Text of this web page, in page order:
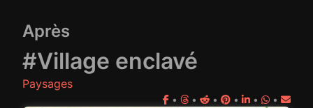
Après
#Village enclavé
Paysages
• • • • • •